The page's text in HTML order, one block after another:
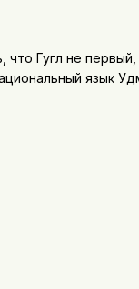
что Гугл не
язык